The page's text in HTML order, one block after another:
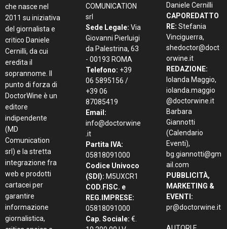
che nasce nel
2011 su iniziativa
del giornalista e
critico Daniele
Cernilli, da cui
eredita il
soprannome. Il
punto di forza di
DoctorWine è un
editore
indipendente
(MD
Comunication
srl) e la stretta
integrazione fra
web e prodotti
cartacei per
garantire
informazione
giornalistica,
COMUNICATION
srl
Sede Legale: Via
Giovanni Pierluigi
da Palestrina, 63
- 00193 ROMA
Telefono: +39
06 5895156 /
+39 06
87085419
Email:
info@doctorwine
.it
Partita IVA:
05818091000
Codice Univoco
(SDI): M5UXCR1
COD.FISC. e
REG.IMPRESE:
05818091000
Cap. Sociale: €.
Daniele Cernilli
CAPOREDATTO
RE: Stefania
Vinciguerra,
shedoctor@doct
orwine.it
REDAZIONE:
Iolanda Maggio,
iolanda.maggio
@doctorwine.it
Barbara
Giannotti
(Calendario
Eventi),
bg.giannotti@gm
ail.com
PUBBLICITÀ,
MARKETING &
EVENTI:
pr@doctorwine.it